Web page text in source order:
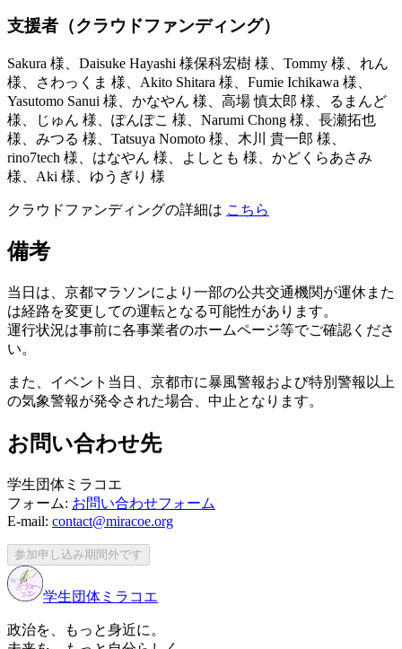
支援者（クラウドファンディング）
Sakura 様、Daisuke Hayashi 様保科宏樹 様、Tommy 様、れん
様、さわっくま 様、Akito Shitara 様、Fumie Ichikawa 様、
Yasutomo Sanui 様、かなやん 様、高場 慎太郎 様、るまんど
様、じゅん 様、ぽんぽこ 様、Narumi Chong 様、長瀬拓也
様、みつる 様、Tatsuya Nomoto 様、木川 貴一郎 様、
rino7tech 様、はなやん 様、よしとも 様、かどくらあさみ
様、Aki 様、ゆうぎり 様
クラウドファンディングの詳細は こちら
備考
当日は、京都マラソンにより一部の公共交通機関が運休また
は経路を変更しての運転となる可能性があります。
運行状況は事前に各事業者のホームページ等でご確認くださ
い。
また、イベント当日、京都市に暴風警報および特別警報以上
の気象警報が発令された場合、中止となります。
お問い合わせ先
学生団体ミラコエ
フォーム: お問い合わせフォーム
E-mail: contact@miracoe.org
参加申し込み期間外です
学生団体 ミラコエ
政治を、もっと身近に。